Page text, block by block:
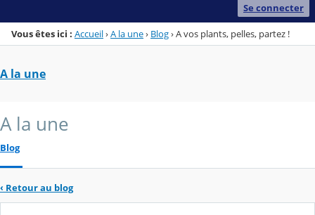
Se connecter
Vous êtes ici : Accueil›A la une› Blog›A vos plants, pelles, partez !
A la une
A la une
Blog
‹ Retour au blog